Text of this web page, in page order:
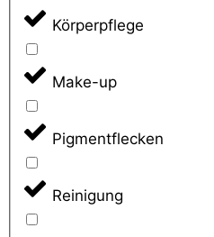
Körperpflege
Make-up
Pigmentflecken
Reinigung